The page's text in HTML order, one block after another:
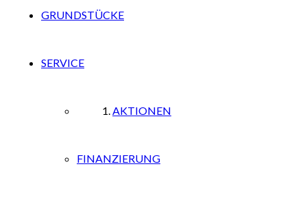
GRUNDSTÜCKE
SERVICE
AKTIONEN
FINANZIERUNG